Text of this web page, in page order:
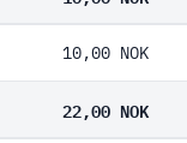
10,00 NOK
22,00 NOK